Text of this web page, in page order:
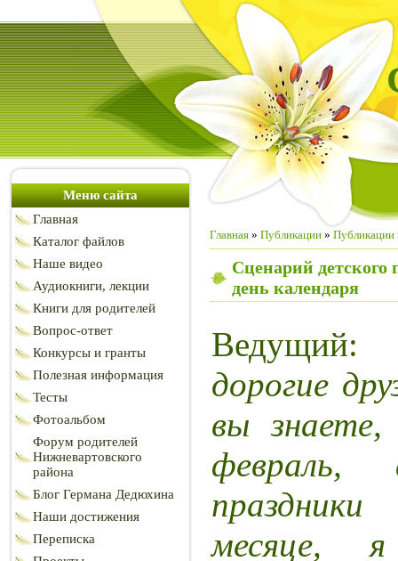
Меню сайта
Главная
Каталог файлов
Наше видео
Аудиокниги, лекции
Книги для родителей
Вопрос-ответ
Конкурсы и гранты
Полезная информация
Тесты
Фотоальбом
Форум родителей
Нижневартовского
района
Блог Германа Дедюхина
Наши достижения
Переписка
Главная » Публикации » Публикации
Сценарий
день календаря
дорогие
вы знаете,
месяце,